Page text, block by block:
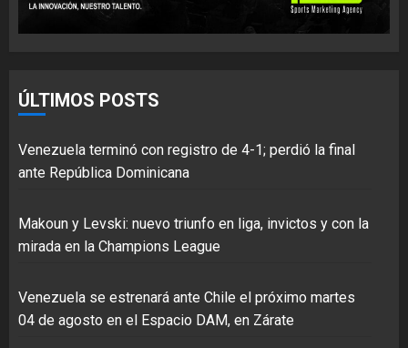
ÚLTIMOS POSTS
Venezuela terminó con registro de 4-1; perdió la final
ante República Dominicana
Makoun y Levski: nuevo triunfo en liga, invictos y con la
mirada en la Champions League
Venezuela se estrenará ante Chile el próximo martes
04 de agosto en el Espacio DAM, en Zárate